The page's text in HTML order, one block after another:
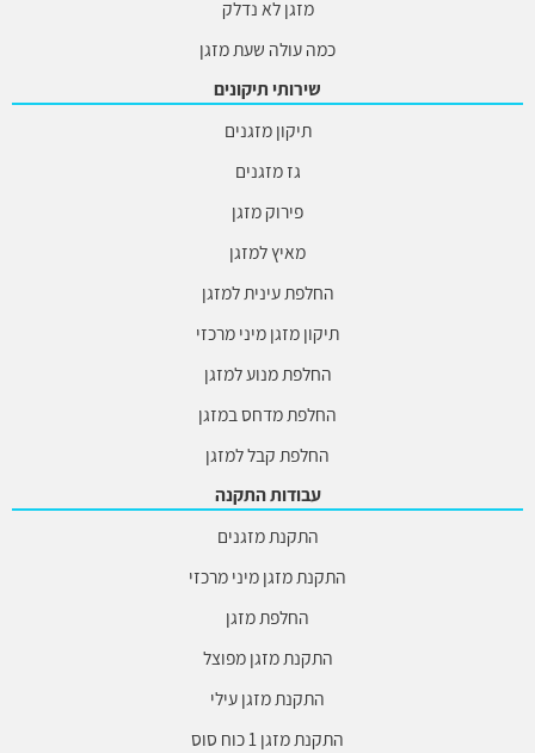
מזגן לא נדלק
כמה עולה שעת מזגן
שירותי תיקונים
תיקון מזגנים
גז מזגנים
פירוק מזגן
מאיץ למזגן
החלפת עינית למזגן
תיקון מזגן מיני מרכזי
החלפת מנוע למזגן
החלפת מדחס במזגן
החלפת קבל למזגן
עבודות התקנה
התקנת מזגנים
התקנת מזגן מיני מרכזי
החלפת מזגן
התקנת מזגן מפוצל
התקנת מזגן עילי
התקנת מזגן 1 כוח סוס